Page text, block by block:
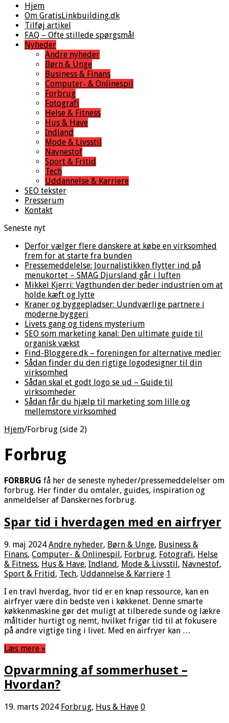
Hjem
Om GratisLinkbuilding.dk
Tilføj artikel
FAQ – Ofte stillede spørgsmål
Nyheder
Andre nyheder
Børn & Unge
Business & Finans
Computer- & Onlinespil
Forbrug
Fotografi
Helse & Fitness
Hus & Have
Indland
Mode & Livsstil
Navnestof
Sport & Fritid
Tech
Uddannelse & Karriere
SEO tekster
Presserum
Kontakt
Seneste nyt
Derfor vælger flere danskere at købe en virksomhed
frem for at starte fra bunden
Pressemeddelelse: Journalistikken flytter ind på
menukortet – SMAG Djursland går i luften
Mikkel Kjerri: Vagthunden der beder industrien om at
holde kæft og lytte
Kraner og byggepladser: Uundværlige partnere i
moderne byggeri
Livets gang og tidens mysterium
SEO som marketing kanal: Den ultimate guide til
organisk vækst
Find-Bloggere.dk – foreningen for alternative medier
Sådan finder du den rigtige logodesigner til din
virksomhed
Sådan skal et godt logo se ud – Guide til
virksomheder
Sådan får du hjælp til marketing som lille og
mellemstore virksomhed
Hjem/Forbrug (side 2)
Forbrug
FORBRUG få her de seneste nyheder/pressemeddelelser om
forbrug. Her finder du omtaler, guides, inspiration og
anmeldelser af Danskernes forbrug.
Spar tid i hverdagen med en airfryer
9. maj 2024 Andre nyheder, Børn & Unge, Business &
Finans, Computer- & Onlinespil, Forbrug, Fotografi, Helse
& Fitness, Hus & Have, Indland, Mode & Livsstil, Navnestof,
Sport & Fritid, Tech, Uddannelse & Karriere 1
I en travl hverdag, hvor tid er en knap ressource, kan en
airfryer være din bedste ven i køkkenet. Denne smarte
køkkenmaskine gør det muligt at tilberede sunde og lækre
måltider hurtigt og nemt, hvilket frigør tid til at fokusere
på andre vigtige ting i livet. Med en airfryer kan …
Læs mere »
Opvarmning af sommerhuset –
Hvordan?
19. marts 2024 Forbrug, Hus & Have 0